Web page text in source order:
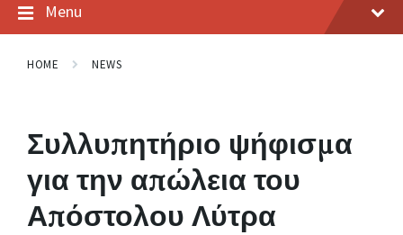
Menu
HOME NEWS
Συλλυπητήριο ψήφισμα
για την απώλεια του
Απόστολου Λύτρα